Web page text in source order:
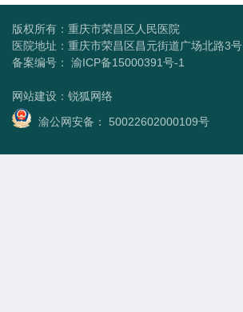
版权所有：重庆市荣昌区人民医院
医院地址：重庆市荣昌区昌元街道广场北路3号
备案编号：
渝ICP备15000391号-1
网站建设 ： 锐狐网络
渝公网安备： 50022602000109号